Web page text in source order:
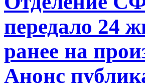
передало 24
ранее на
Анонс